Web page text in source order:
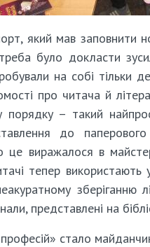
який мав
треба було докласти
на собі тільки
про читача й
порядку – такий
до
це виражалося в
тепер
зберіганню
представлені на
стало